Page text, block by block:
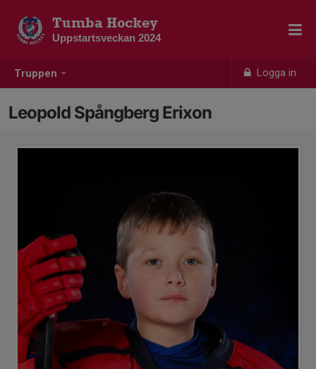
Truppen Logga in
Tumba Hockey
Uppstartsveckan 2024
Leopold Spångberg Erixon